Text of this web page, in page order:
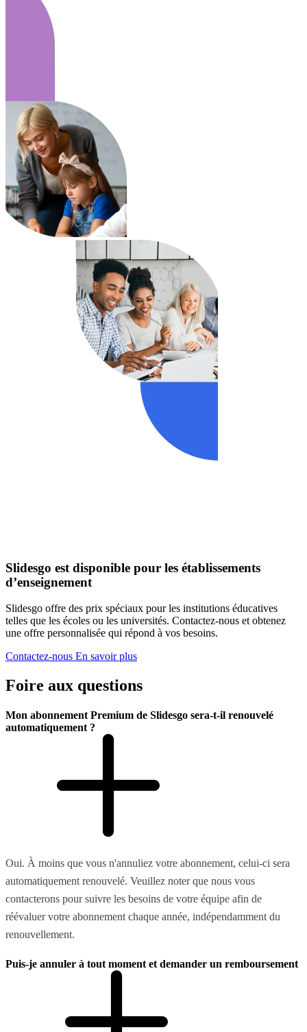
Slidesgo est disponible pour les établissements
d’enseignement
Slidesgo offre des prix spéciaux pour les institutions éducatives
telles que les écoles ou les universités. Contactez-nous et obtenez
une offre personnalisée qui répond à vos besoins.
Contactez-nous En savoir plus
Foire aux questions
Mon abonnement Premium de Slidesgo sera-t-il renouvelé
automatiquement ?
Oui. À moins que vous n'annuliez votre abonnement, celui-ci sera
automatiquement renouvelé. Veuillez noter que nous vous
contacterons pour suivre les besoins de votre équipe afin de
réévaluer votre abonnement chaque année, indépendamment du
renouvellement.
Puis-je annuler à tout moment et demander un remboursement